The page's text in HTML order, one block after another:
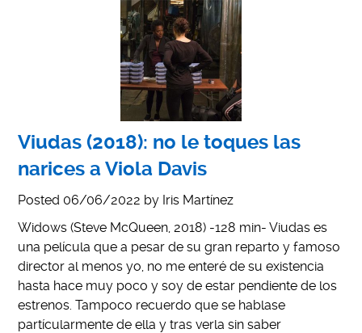
Viudas (2018): no le toques las
narices a Viola Davis
Posted 06/06/2022 by Iris Martínez
Widows (Steve McQueen, 2018) -128 min- Viudas es
una película que a pesar de su gran reparto y famoso
director al menos yo, no me enteré de su existencia
hasta hace muy poco y soy de estar pendiente de los
estrenos. Tampoco recuerdo que se hablase
partícularmente de ella y tras verla sin saber